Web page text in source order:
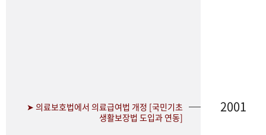
➤ 의료보호법에서 의료급여법 개정 [국민기초
생활보장법 도입과 연동]
2001